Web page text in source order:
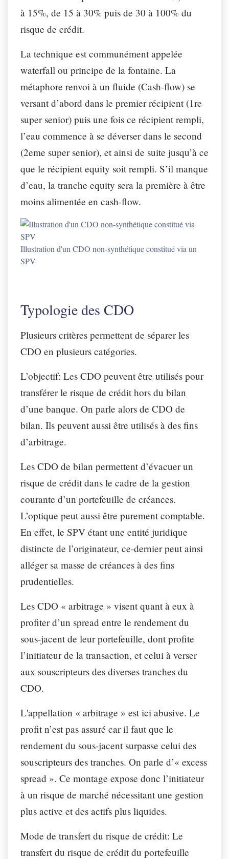
à 15%, de 15 à 30% puis de 30 à 100% du
risque de crédit.
La technique est communément appelée
waterfall ou principe de la fontaine. La
métaphore renvoi à un fluide (Cash-flow) se
versant d’abord dans le premier récipient (1re
super senior) puis une fois ce récipient rempli,
l’eau commence à se déverser dans le second
(2eme super senior), et ainsi de suite jusqu’à ce
que le récipient equity soit rempli. S’il manque
d’eau, la tranche equity sera la première à être
moins alimentée en cash-flow.
Illustration d'un CDO non-synthétique constitué via un
SPV
Typologie des CDO
Plusieurs critères permettent de séparer les
CDO en plusieurs catégories.
L’objectif: Les CDO peuvent être utilisés pour
transférer le risque de crédit hors du bilan
d’une banque. On parle alors de CDO de
bilan. Ils peuvent aussi être utilisés à des fins
d’arbitrage.
Les CDO de bilan permettent d’évacuer un
risque de crédit dans le cadre de la gestion
courante d’un portefeuille de créances.
L’optique peut aussi être purement comptable.
En effet, le SPV étant une entité juridique
distincte de l’originateur, ce-dernier peut ainsi
alléger sa masse de créances à des fins
prudentielles.
Les CDO « arbitrage » visent quant à eux à
profiter d’un spread entre le rendement du
sous-jacent de leur portefeuille, dont profite
l’initiateur de la transaction, et celui à verser
aux souscripteurs des diverses tranches du
CDO.
L'appellation « arbitrage » est ici abusive. Le
profit n’est pas assuré car il faut que le
rendement du sous-jacent surpasse celui des
souscripteurs des tranches. On parle d’« excess
spread ». Ce montage expose donc l’initiateur
à un risque de marché nécessitant une gestion
plus active et des actifs plus liquides.
Mode de transfert du risque de crédit: Le
transfert du risque de crédit du portefeuille